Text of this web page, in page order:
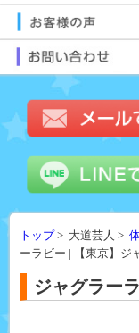
トップ> 大道芸人 >
ーラビー | 【東京】ジ
ジャグラー